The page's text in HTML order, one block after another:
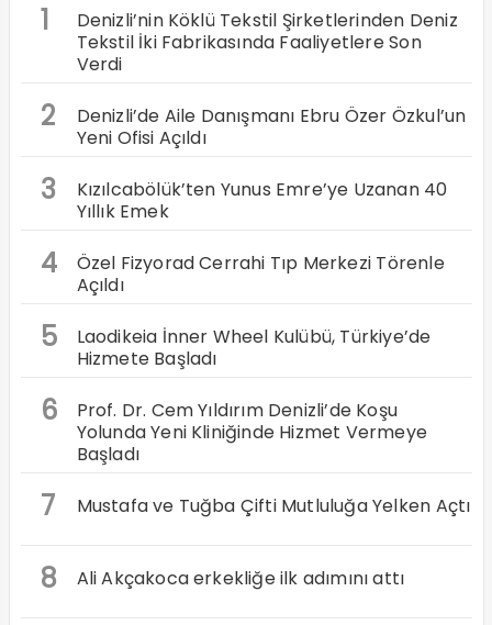
1
Denizli’nin Köklü Tekstil Şirketlerinden Deniz
Tekstil İki Fabrikasında Faaliyetlere Son
Verdi
2
Denizli’de Aile Danışmanı Ebru Özer Özkul’un
Yeni Ofisi Açıldı
3
Kızılcabölük’ten Yunus Emre’ye Uzanan 40
Yıllık Emek
4
Özel Fizyorad Cerrahi Tıp Merkezi Törenle
Açıldı
5
Laodikeia İnner Wheel Kulübü, Türkiye’de
Hizmete Başladı
6
Prof. Dr. Cem Yıldırım Denizli’de Koşu
Yolunda Yeni Kliniğinde Hizmet Vermeye
Başladı
7 Mustafa ve Tuğba Çifti Mutluluğa Yelken Açtı
8 Ali Akçakoca erkekliğe ilk adımını attı